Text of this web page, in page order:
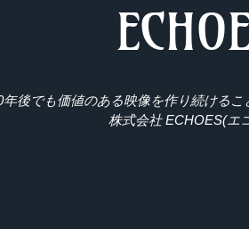
後でも価値のある映像を作り続けるこ
株式会社 ECHOES(エ